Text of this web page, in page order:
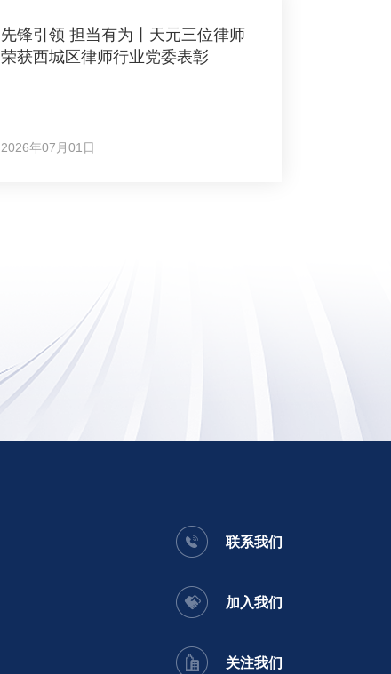
先锋引领 担当有为丨天元三位律师
荣获西城区律师行业党委表彰
2026年07月01日
联系我们
加入我们
关注我们